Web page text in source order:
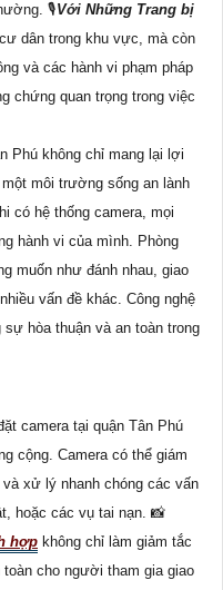
🎙Với Những Trang bị
dân trong khu vực, mà còn
và các hành vi phạm pháp
chứng quan trọng trong việc
Phú không chỉ mang lại lợi
môi trường sống an lành
có hệ thống camera, mọi
hành vi của mình. Phòng
muốn như đánh nhau, giao
vấn đề khác. Công nghệ
hòa thuận và an toàn trong
camera tại quận Tân Phú
cộng. Camera có thể giám
xử lý nhanh chóng các vấn
hoặc các vụ tai nạn. 📸
hợp không chỉ làm giảm tắc
cho người tham gia giao